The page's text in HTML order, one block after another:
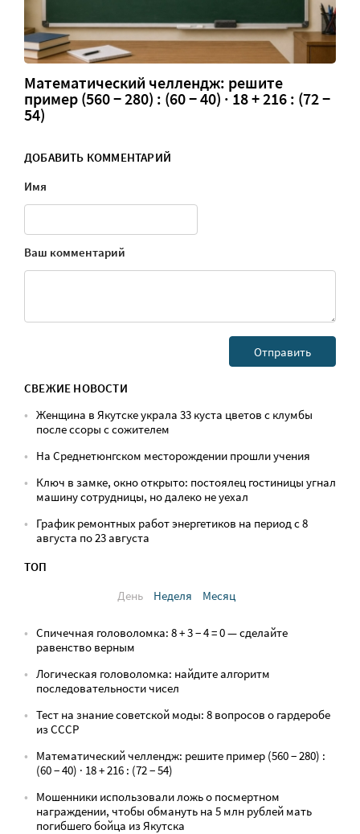
Математический челлендж: решите
пример (560 − 280) : (60 − 40) · 18 + 216 : (72 −
54)
ДОБАВИТЬ КОММЕНТАРИЙ
Имя
Ваш комментарий
СВЕЖИЕ НОВОСТИ
Женщина в Якутске украла 33 куста цветов с клумбы
после ссоры с сожителем
На Среднетюнгском месторождении прошли учения
Ключ в замке, окно открыто: постоялец гостиницы угнал
машину сотрудницы, но далеко не уехал
График ремонтных работ энергетиков на период с 8
августа по 23 августа
ТОП
День
Неделя Месяц
Спичечная головоломка: 8 + 3 − 4 = 0 — сделайте
равенство верным
Логическая головоломка: найдите алгоритм
последовательности чисел
Тест на знание советской моды: 8 вопросов о гардеробе
из СССР
Математический челлендж: решите пример (560 − 280) :
(60 − 40) · 18 + 216 : (72 − 54)
Мошенники использовали ложь о посмертном
награждении, чтобы обмануть на 5 млн рублей мать
погибшего бойца из Якутска